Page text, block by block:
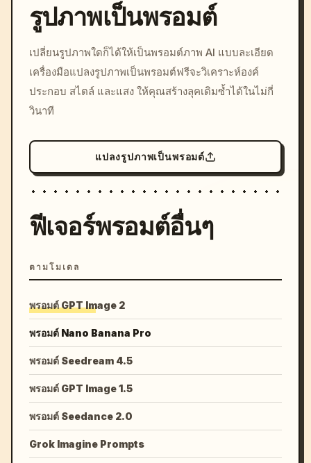
c, cyberpunk sunset, neon
colors, 8k --v 6.0
รูปภาพเป็นพรอมต์
เปลี่ยนรูปภาพใดก็ได้ให้เป็นพรอมต์ภาพ AI แบบละเอียด
เครื่องมือแปลงรูปภาพเป็นพรอมต์ฟรีจะวิเคราะห์องค์
ประกอบ สไตล์ และแสง ให้คุณสร้างลุคเดิมซ้ำได้ในไม่กี่
วินาที
แปลงรูปภาพเป็นพรอมต์
ฟีเจอร์พรอมต์อื่นๆ
ตามโมเดล
พรอมต์ GPT Image 2
พรอมต์ Nano Banana Pro
พรอมต์ Seedream 4.5
พรอมต์ GPT Image 1.5
พรอมต์ Seedance 2.0
Grok Imagine Prompts